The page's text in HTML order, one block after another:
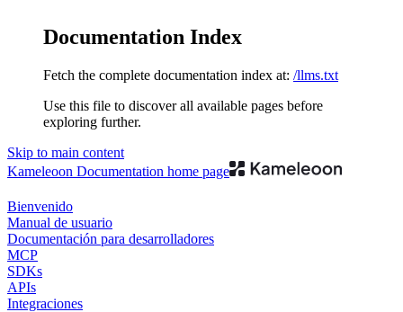
Documentation Index
Fetch the complete documentation index at: /llms.txt
Use this file to discover all available pages before
exploring further.
Skip to main content
Kameleoon Documentation home page
Bienvenido
Manual de usuario
Documentación para desarrolladores
MCP
SDKs
APIs
Integraciones